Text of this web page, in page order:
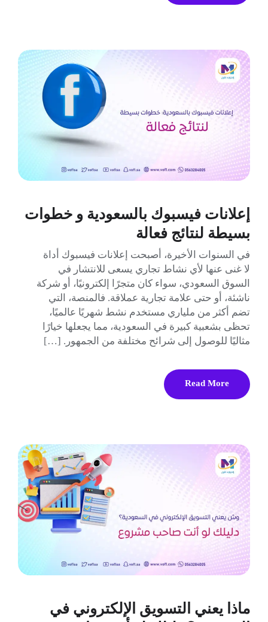
إعلانات فيسبوك بالسعودية و خطوات
بسيطة لنتائج فعالة
في السنوات الأخيرة، أصبحت إعلانات فيسبوك أداة
لا غنى عنها لأي نشاط تجاري يسعى للانتشار في
السوق السعودي، سواء كان متجرًا إلكترونيًا، أو شركة
ناشئة، أو حتى علامة تجارية عملاقة. فالمنصة، التي
تضم أكثر من ملياري مستخدم نشط شهريًا عالميًا،
تحظى بشعبية كبيرة في السعودية، مما يجعلها خيارًا
مثاليًا للوصول إلى شرائح مختلفة من الجمهور. […]
Read More
ماذا يعني التسويق الإلكتروني في